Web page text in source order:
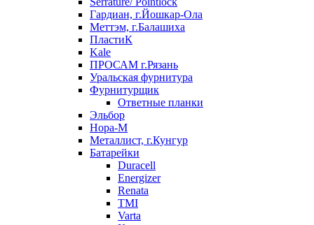
Гардиан, г.Йошкар-Ола
Меттэм, г.Балашиха
ПластиК
Kale
ПРОСАМ г.Рязань
Уральская фурнитура
Фурнитурщик
Ответные планки
Эльбор
Нора-М
Металлист, г.Кунгур
Батарейки
Duracell
Energizer
Renata
TMI
Varta